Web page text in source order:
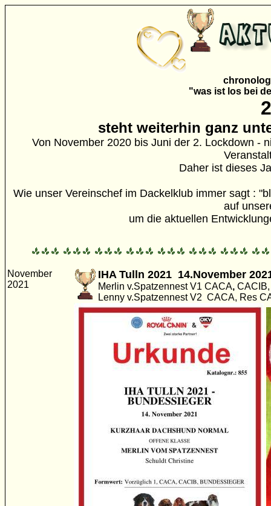
"was ist los bei
steht weiterhin ganz
Von November 2020 bis Juni der 2. Lockdown -
Daher ist dieses
Wie unser Vereinschef im Dackelklub immer sagt :
auf
um die aktuellen
November
2021
IHA Tulln 2021 14.November
Merlin v.Spatzennest V1 CACA,
Lenny v.Spatzennest V2 CACA, Res